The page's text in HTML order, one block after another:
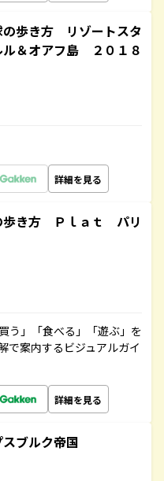
歩き方 リゾートスタ
＆オアフ島 ２０１８
詳細を見る
き方 Ｐｌａｔ パリ
う」「食べる」「遊ぶ」を
で案内するビジュアルガイ
詳細を見る
ブルク帝国